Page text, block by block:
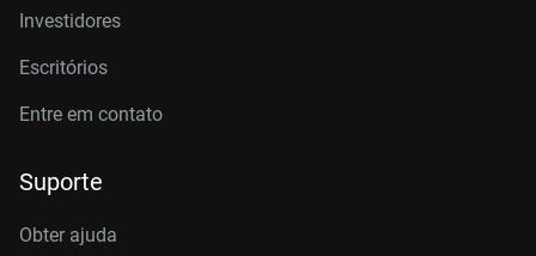
Investidores
Escritórios
Entre em contato
Suporte
Obter ajuda